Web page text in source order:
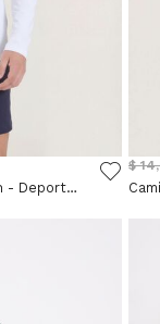
Camiseta Manga Larga con Screen - Deportivo
$